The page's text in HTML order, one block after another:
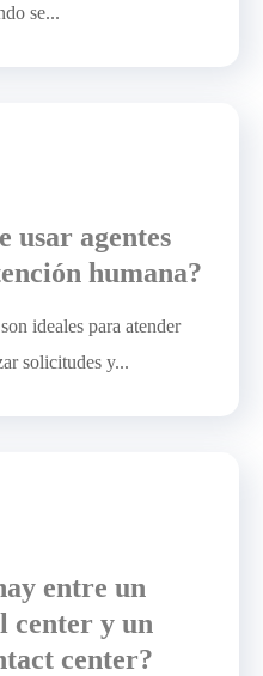
se...
usar agentes
humana?
ideales para atender
solicitudes y...
entre un
center y un
center?